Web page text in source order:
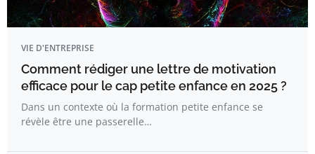
VIE D'ENTREPRISE
Comment rédiger une lettre de motivation
efficace pour le cap petite enfance en 2025 ?
Dans un contexte où la formation petite enfance se
révèle être une passerelle…